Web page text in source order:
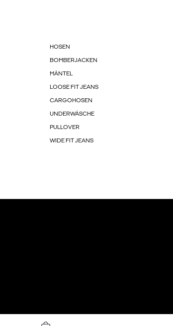
HOSEN
BOMBERJACKEN
MÄNTEL
LOOSE FIT JEANS
CARGOHOSEN
UNDERWÄSCHE
PULLOVER
WIDE FIT JEANS